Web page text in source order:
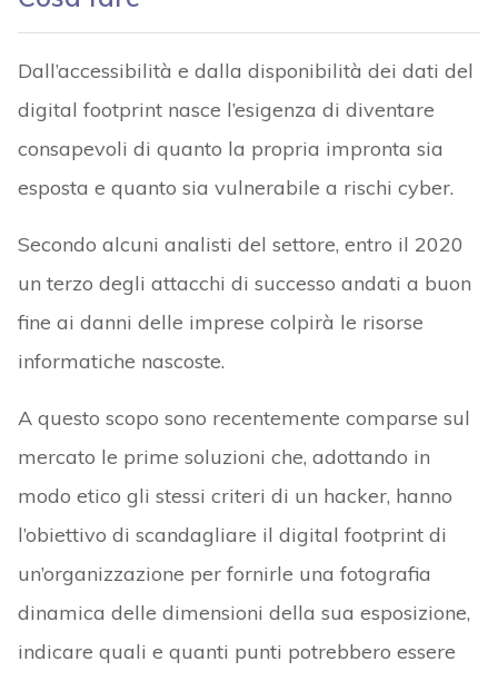
Dall’accessibilità e dalla disponibilità dei dati del
digital footprint nasce l’esigenza di diventare
consapevoli di quanto la propria impronta sia
esposta e quanto sia vulnerabile a rischi cyber.
Secondo alcuni analisti del settore, entro il 2020
un terzo degli attacchi di successo andati a buon
fine ai danni delle imprese colpirà le risorse
informatiche nascoste.
A questo scopo sono recentemente comparse sul
mercato le prime soluzioni che, adottando in
modo etico gli stessi criteri di un hacker, hanno
l’obiettivo di scandagliare il digital footprint di
un’organizzazione per fornirle una fotografia
dinamica delle dimensioni della sua esposizione,
indicare quali e quanti punti potrebbero essere